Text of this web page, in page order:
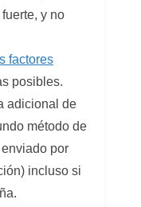
y no
factores
posibles.
adicional de
método de
por
incluso si